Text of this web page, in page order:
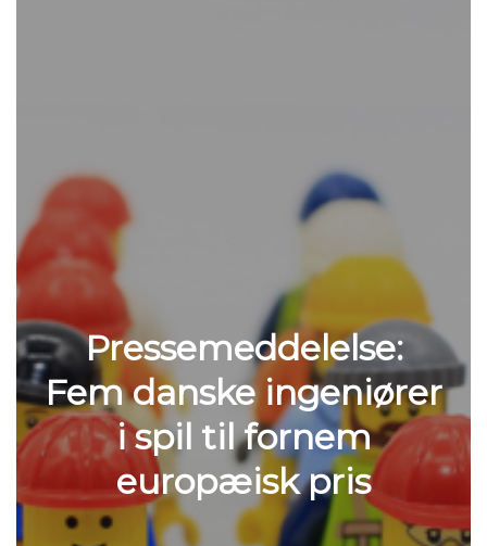
Pressemeddelelse:
Fem danske ingeniører
i spil til fornem
europæisk pris